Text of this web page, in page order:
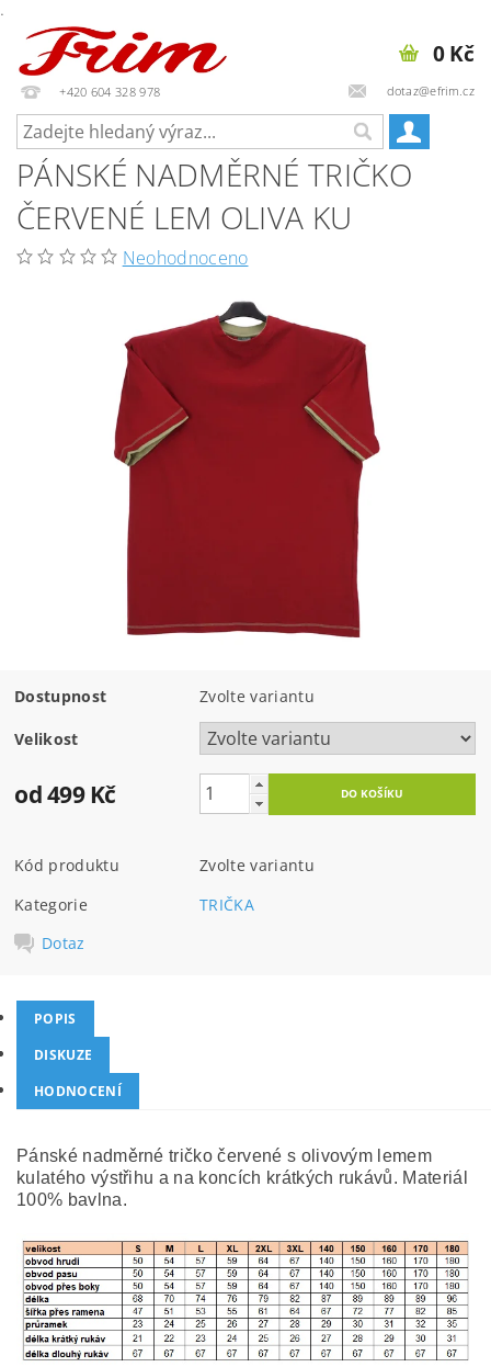
.
+420 604 328 978 dotaz@efrim.cz
0 Kč
PÁNSKÉ NADMĚRNÉ TRIČKO
ČERVENÉ LEM OLIVA KU
Neohodnoceno
Dostupnost Zvolte variantu
Velikost
od 499 Kč
Kód produktu
Zvolte variantu
Kategorie
TRIČKA
Dotaz
POPIS
DISKUZE
HODNOCENÍ
Pánské nadměrné tričko červené s olivovým lemem
kulatého výstřihu a na koncích krátkých rukávů. Materiál
100% bavlna.